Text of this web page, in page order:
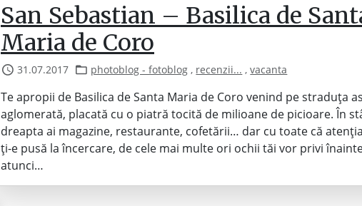
San Sebastian – Basilica de
Maria de Coro
31.07.2017 photoblog - fotoblog , recenzii... ,vacanta
Te apropii de Basilica de Santa Maria de Coro venind pe straduța
aglomerată, placată cu o piatră tocită de milioane de picioare. În
dreapta ai magazine, restaurante, cofetării… dar cu toate că
ți-e pusă la încercare, de cele mai multe ori ochii tăi vor privi
atunci…